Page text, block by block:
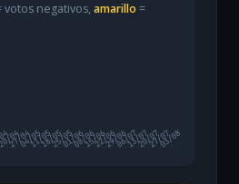
votos negativos, amarillo =
04
27/0404/0511/0518/0525/0501/0608/0615/0622/0629/0606/0713/0720/0727/07
03/08